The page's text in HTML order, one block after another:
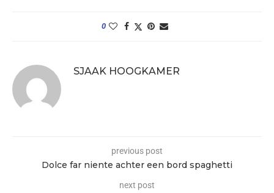
0
SJAAK HOOGKAMER
previous post
Dolce far niente achter een bord spaghetti
next post